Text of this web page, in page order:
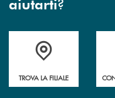
aiutarti
Accedi all' elenco
TROVA LA FILIALE